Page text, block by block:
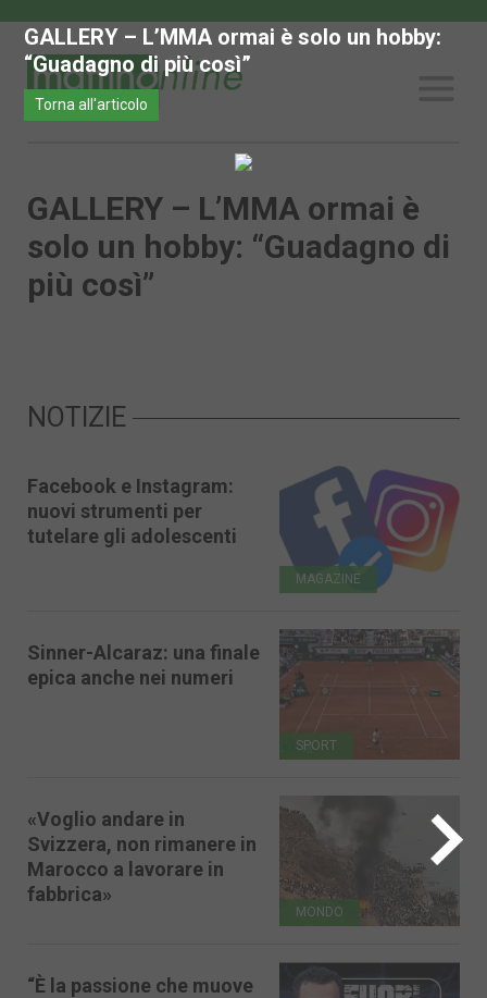
GALLERY – L’MMA ormai è
solo un hobby: “Guadagno di
più così”
NOTIZIE
Facebook e Instagram:
nuovi strumenti per
tutelare gli adolescenti
MAGAZINE
Sinner-Alcaraz: una finale
epica anche nei numeri
SPORT
«Voglio andare in
Svizzera, non rimanere in
Marocco a lavorare in
fabbrica»
MONDO
“È la passione che muove
GALLERY – L’MMA ormai è solo un hobby:
“Guadagno di più così”
Torna all'articolo